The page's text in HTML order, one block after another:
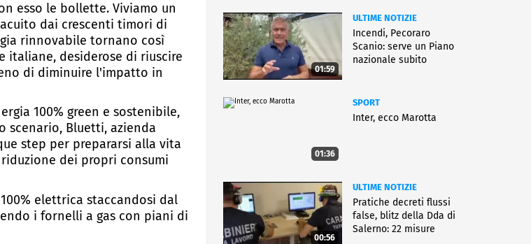
esso le bollette. Viviamo un
dai crescenti timori di
rinnovabile tornano così
italiane, desiderose di riuscire
di diminuire l'impatto in
100% green e sostenibile,
scenario, Bluetti, azienda
step per prepararsi alla vita
dei propri consumi
elettrica staccandosi dal
i fornelli a gas con piani di
01:59
ULTIME NOTIZIE
Incendi, Pecoraro
Scanio: serve un Piano
nazionale subito
01:36
SPORT
Inter, ecco Marotta
00:56
ULTIME NOTIZIE
Pratiche decreti flussi
false, blitz della Dda di
Salerno: 22 misure